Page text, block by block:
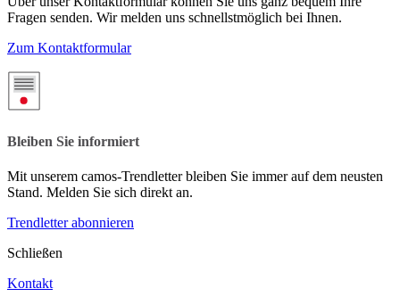
Fragen senden. Wir melden uns schnellstmöglich bei Ihnen.
Zum Kontaktformular
Bleiben Sie informiert
Mit unserem camos-Trendletter bleiben Sie immer auf dem neusten
Stand. Melden Sie sich direkt an.
Trendletter abonnieren
Schließen
Kontakt